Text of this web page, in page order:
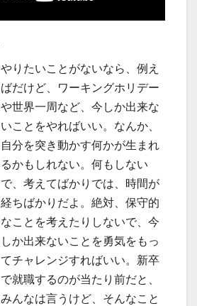
やりたいことがないなら、例え
ばだけど、ワーキングホリデー
や世界一周など、今しか出来な
いことをやればいい。なんか、
自分を突き動かす何かが生まれ
るかもしれない。何もしない
で、考えてばかりでは、時間が
経ちばかりだよ。絶対、保守的
なことを考えたりしないで、今
しか出来ないことを勇気をもっ
てチャレンジすればいい。新卒
で就職するのが当たり前だと、
みんなは言うけど、そんなこと